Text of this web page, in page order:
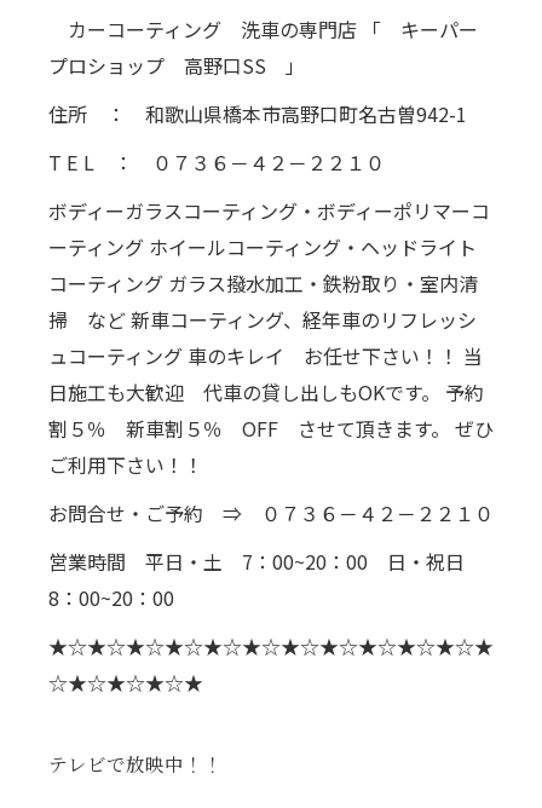
カーコーティング 洗車の専門店 「 キーパー
プロショップ 高野口SS 」
住所 ： 和歌山県橋本市高野口町名古曽942-1
T E L ： ０７３６－４２－２２１０
ボディーガラスコーティング・ボディーポリマーコ
ーティング ホイールコーティング・ヘッドライト
コーティング ガラス撥水加工・鉄粉取り・室内清
掃 など 新車コーティング、経年車のリフレッシ
ュコーティング 車のキレイ お任せ下さい！！ 当
日施工も大歓迎 代車の貸し出しもOKです。 予約
割５％ 新車割５％ OFF させて頂きます。 ぜひ
ご利用下さい！！
お問合せ・ご予約 ⇒ ０７３６－４２－２２１０
営業時間 平日・土 7：00~20：00 日・祝日
8：00~20：00
★☆★☆★☆★☆★☆★☆★☆★☆★☆★☆★☆★
☆★☆★☆★☆★
テレビで放映中！！